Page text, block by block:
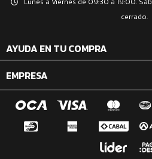
cerrado.
AYUDA EN TU COMPRA
EMPRESA